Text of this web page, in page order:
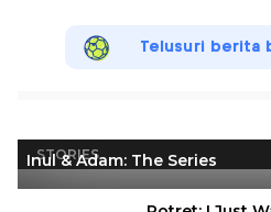
Telusuri berita